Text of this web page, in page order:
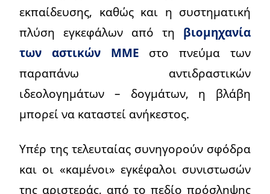
εκπαίδευσης, καθώς και η συστηματική
πλύση εγκεφάλων από τη βιομηχανία
των αστικών ΜΜΕ στο πνεύμα των
παραπάνω αντιδραστικών
ιδεολογημάτων – δογμάτων, η βλάβη
μπορεί να καταστεί ανήκεστος.
Υπέρ της τελευταίας συνηγορούν σφόδρα
και οι «καμένοι» εγκέφαλοι συνιστωσών
της αριστεράς, από το πεδίο πρόσληψης